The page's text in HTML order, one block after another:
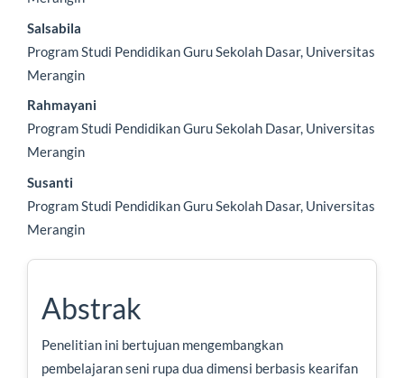
Utama
Salsabila
Program Studi Pendidikan Guru Sekolah Dasar, Universitas
Merangin
Rahmayani
Program Studi Pendidikan Guru Sekolah Dasar, Universitas
Merangin
Susanti
Program Studi Pendidikan Guru Sekolah Dasar, Universitas
Merangin
Abstrak
Penelitian ini bertujuan mengembangkan
pembelajaran seni rupa dua dimensi berbasis kearifan